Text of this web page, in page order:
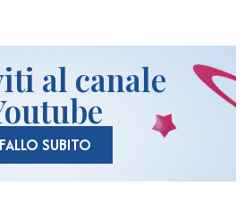
al canale
FALLO SUBITO